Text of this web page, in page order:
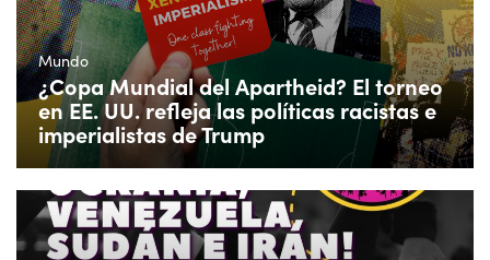
Mundo
¿Copa Mundial del Apartheid? El torneo
en EE. UU. refleja las políticas racistas e
imperialistas de Trump